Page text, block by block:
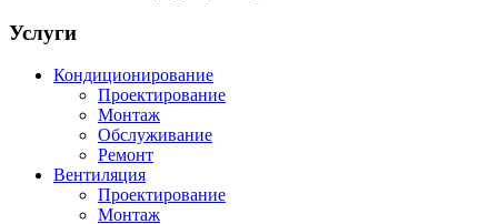
Услуги
Кондиционирование
Проектирование
Монтаж
Обслуживание
Ремонт
Вентиляция
Проектирование
Монтаж